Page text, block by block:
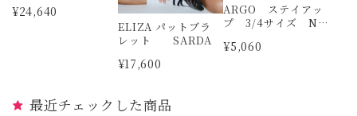
ズシャルメル
¥24,640
ELIZA パットブラ
レット SARDA
¥17,600
ARGO ステイアッ
プ 3/4サイズ NE
E
¥5,060
最近チェックした商品